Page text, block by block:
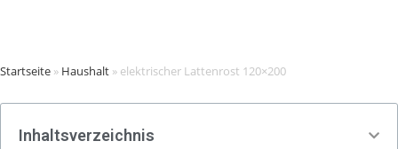
Startseite » Haushalt » elektrischer Lattenrost 120×200
Inhaltsverzeichnis